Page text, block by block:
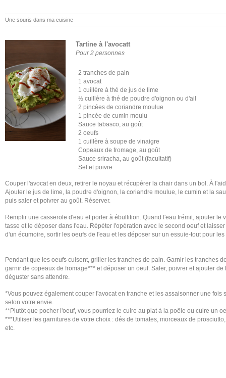
Une souris dans ma cuisine
Tartine à l'avocatt
Pour 2 personnes
2 tranches de pain
1 avocat
1 cuillère à thé de jus de lime
½ cuillère à thé de poudre d'oignon ou d'ail
2 pincées de coriandre moulue
1 pincée de cumin moulu
Sauce tabasco, au goût
2 oeufs
1 cuillère à soupe de vinaigre
Copeaux de fromage, au goût
Sauce sriracha, au goût (facultatif)
Sel et poivre
Couper l'avocat en deux, retirer le noyau et récupérer la chair dans un bol. À
Ajouter le jus de lime, la poudre d'oignon, la coriandre moulue, le cumin et la
puis saler et poivrer au goût. Réserver.
Remplir une casserole d'eau et porter à ébullition. Quand l'eau frémit, ajouter le
tasse et le déposer dans l'eau. Répéter l'opération avec le second oeuf et
d'un écumoire, sortir les oeufs de l'eau et les déposer sur un essuie-tout pour les
Pendant que les oeufs cuisent, griller les tranches de pain. Garnir les tranches
garnir de copeaux de fromage*** et déposer un oeuf. Saler, poivrer et ajouter
déguster sans attendre.
*Vous pouvez également couper l'avocat en tranche et les assaisonner une fois
selon votre envie.
**Plutôt que pocher l'oeuf, vous pourriez le cuire au plat à la poêle ou cuire un
***Utiliser les garnitures de votre choix : dés de tomates, morceaux de
etc.